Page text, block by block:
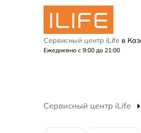
Сервисный центр iLife в
Ежедневно с 9:00 до 21:00
Сервисный центр iLife